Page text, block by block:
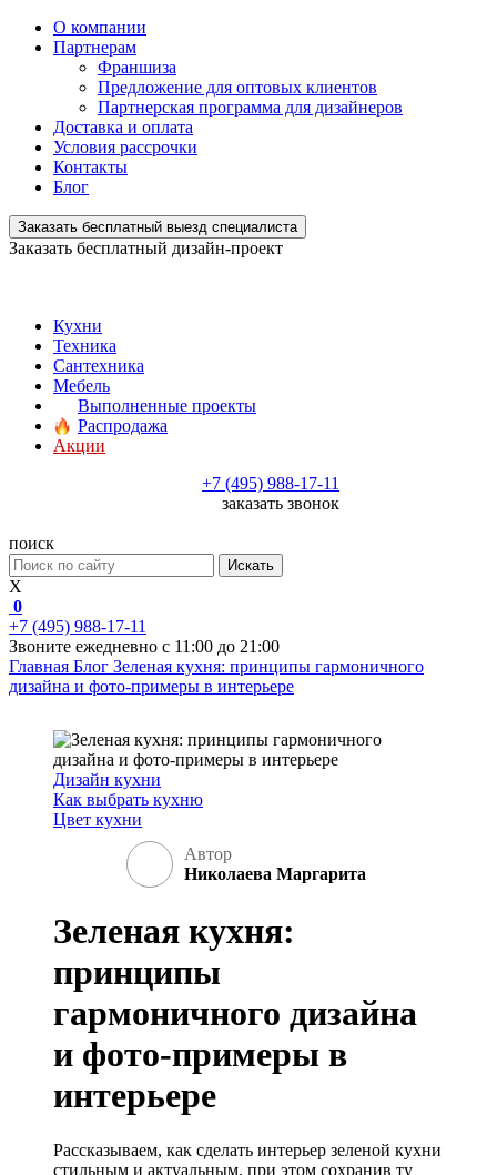
О компании
Партнерам
Франшиза
Предложение для оптовых клиентов
Партнерская программа для дизайнеров
Доставка и оплата
Условия рассрочки
Контакты
Блог
Заказать бесплатный выезд специалиста
Заказать бесплатный дизайн-проект
Кухни
Техника
Сантехника
Мебель
Выполненные проекты
Распродажа
Акции
+7 (495) 988-17-11
заказать звонок
поиск
Искать
X
0
+7 (495) 988-17-11
Звоните ежедневно с 11:00 до 21:00
Главная Блог Зеленая кухня: принципы гармоничного
дизайна и фото-примеры в интерьере
Дизайн кухни
Как выбрать кухню
Цвет кухни
Автор
Николаева Маргарита
Зеленая кухня:
принципы
гармоничного дизайна
и фото-примеры в
интерьере
Рассказываем, как сделать интерьер зеленой кухни
стильным и актуальным, при этом сохранив ту